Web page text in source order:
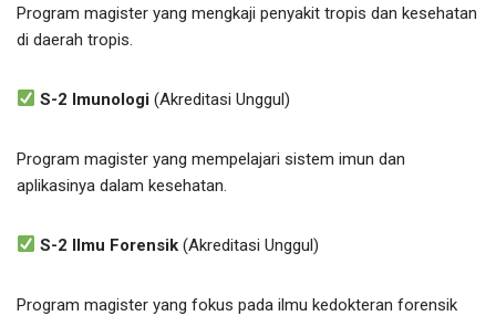
Program magister yang mengkaji penyakit tropis dan kesehatan
di daerah tropis.
S-2 Imunologi (Akreditasi Unggul)
Program magister yang mempelajari sistem imun dan
aplikasinya dalam kesehatan.
S-2 Ilmu Forensik (Akreditasi Unggul)
Program magister yang fokus pada ilmu kedokteran forensik